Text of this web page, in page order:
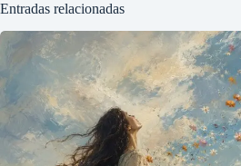
Entradas relacionadas